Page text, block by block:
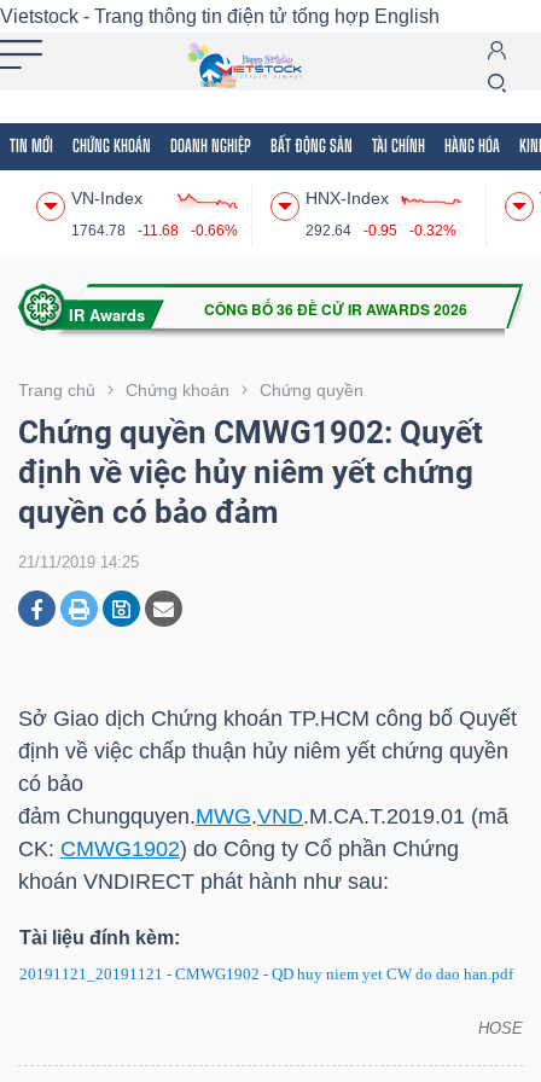
Vietstock - Trang thông tin điện tử tổng hợp English
TIN MỚI CHỨNG KHOÁN DOANH NGHIỆP BẤT ĐỘNG SẢN TÀI CHÍNH HÀNG HÓA
VN-Index
1764.78 -11.68 -0.66%
HNX-Index
292.64 -0.95 -0.32%
Trang chủ Chứng khoán Chứng quyền
Chứng quyền CMWG1902: Quyết
định về việc hủy niêm yết chứng
quyền có bảo đảm
21/11/2019 14:25
Sở Giao dịch Chứng khoán TP.HCM công bố Quyết
định về việc chấp thuận hủy niêm yết chứng quyền
có bảo
đảm Chungquyen.MWG.VND.M.CA.T.2019.01 (mã
CK: CMWG1902) do Công ty Cổ phần Chứng
khoán VNDIRECT phát hành như sau:
Tài liệu đính kèm:
20191121_20191121 - CMWG1902 - QD huy niem yet CW do dao han.pdf
HOSE
Tất cả Tính năng Ngành Mã chứng khoán
Tính
(-)
VIETSTOCK
CHỨNG
KHOÁN
DOANH
TÀI
CHÍNH